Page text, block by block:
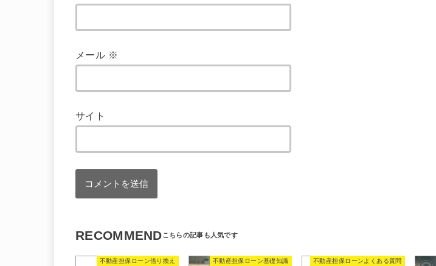
メール ※
サイト
RECOMMEND
不動産担保ローン借り換え 不動産担保ローン基礎知識 不動産担保ローンよくある質問